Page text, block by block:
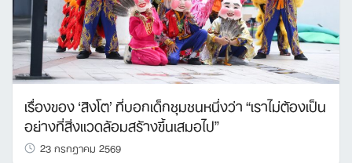
เรื่องของ ‘สิงโต’ ที่บอกเด็กชุมชนหนึ่งว่า “เราไม่ต้องเป็น
อย่างที่สิ่งแวดล้อมสร้างขึ้นเสมอไป”
23 กรกฎาคม 2569